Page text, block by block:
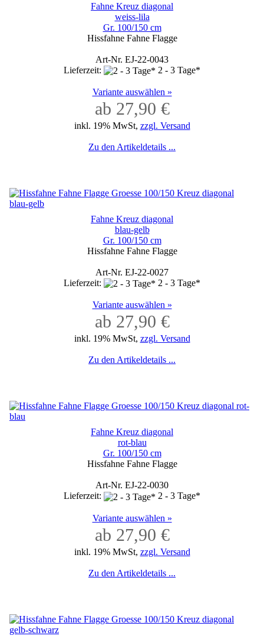
Fahne Kreuz diagonal
weiss-lila
Gr. 100/150 cm
Hissfahne Fahne Flagge
Art-Nr. EJ-22-0043
Lieferzeit:
2 - 3 Tage*
Variante auswählen »
ab 27,90 €
inkl. 19% MwSt, zzgl. Versand
Zu den Artikeldetails ...
Fahne Kreuz diagonal
blau-gelb
Gr. 100/150 cm
Hissfahne Fahne Flagge
Art-Nr. EJ-22-0027
Lieferzeit:
2 - 3 Tage*
Variante auswählen »
ab 27,90 €
inkl. 19% MwSt, zzgl. Versand
Zu den Artikeldetails ...
Fahne Kreuz diagonal
rot-blau
Gr. 100/150 cm
Hissfahne Fahne Flagge
Art-Nr. EJ-22-0030
Lieferzeit:
2 - 3 Tage*
Variante auswählen »
ab 27,90 €
inkl. 19% MwSt, zzgl. Versand
Zu den Artikeldetails ...